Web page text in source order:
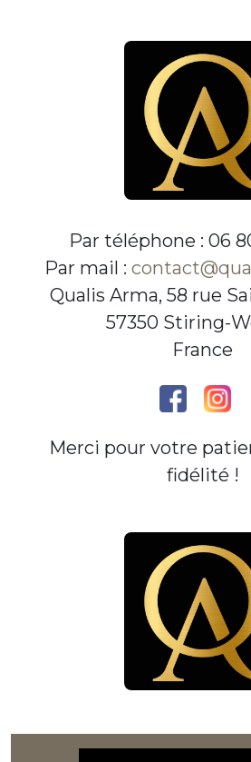
Par téléphone : 06
Par mail :
Qualis Arma, 58 rue
57350 Stiring-
France
Merci pour votre
fidélité !